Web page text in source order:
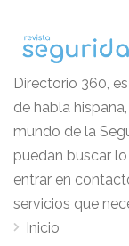
Directorio 360,
de habla
mundo de la
puedan buscar
entrar en
servicios que
Inicio